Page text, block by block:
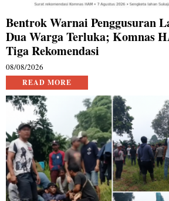
Bentrok Warnai Penggusuran
Dua Warga Terluka; Komnas
Tiga Rekomendasi
08/08/2026
READ MORE